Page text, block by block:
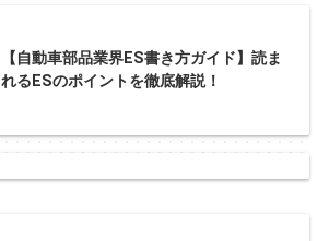
【自動車部品業界ES書き方ガイド】読ま
れるESのポイントを徹底解説！